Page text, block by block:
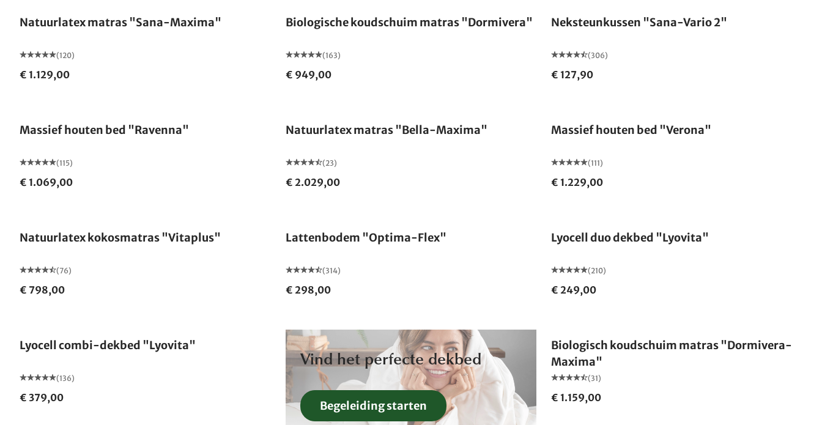
Natuurlatex matras "Sana-Maxima"
(120)
€ 1.129,00
Biologische koudschuim matras "Dormivera"
(163)
€ 949,00
Neksteunkussen "Sana-Vario 2"
(306)
€ 127,90
Massief houten bed "Ravenna"
(115)
€ 1.069,00
Natuurlatex matras "Bella-Maxima"
(23)
€ 2.029,00
Massief houten bed "Verona"
(111)
€ 1.229,00
Natuurlatex kokosmatras "Vitaplus"
(76)
€ 798,00
Lattenbodem "Optima-Flex"
(314)
€ 298,00
Lyocell duo dekbed "Lyovita"
(210)
€ 249,00
Lyocell combi-dekbed "Lyovita"
(136)
€ 379,00
Vind het perfecte dekbed
Begeleiding starten
Biologisch koudschuim matras "Dormivera-
Maxima"
(31)
€ 1.159,00